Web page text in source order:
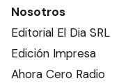
Nosotros
Editorial El Dia SRL
Edición Impresa
Ahora Cero Radio